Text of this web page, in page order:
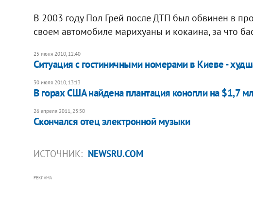
В 2003 году Пол Грей после ДТП был обвинен в
своем автомобиле марихуаны и кокаина, за что
25 июня 2010, 12:40
Ситуация с гостиничными номерами в Киеве -
30 июля 2010, 13:13
В горах США найдена плантация конопли на $1,7
26 апреля 2011, 23:50
Скончался отец электронной музыки
ИСТОЧНИК: NEWSRU.COM
РЕКЛАМА